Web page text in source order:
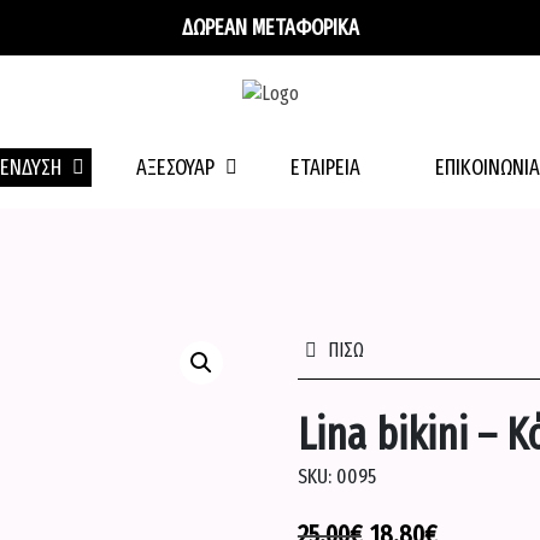
ΔΩΡΕΑΝ ΜΕΤΑΦΟΡΙΚΑ
ΕΝΔΥΣΗ ΑΞΕΣΟΥΑΡ ΕΤΑΙΡΕΊΑ
ΕΠΙΚΟΙΝΩΝΊΑ
ΠΙΣΩ
Lina bikini –
SKU: 0095